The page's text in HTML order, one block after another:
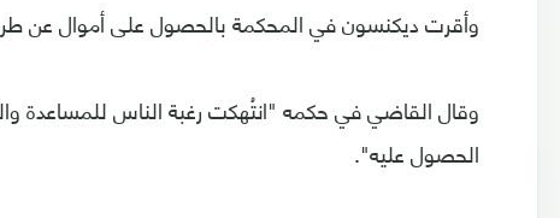
وأقرت ديكنسون في المحكمة بالحصول على أموال عن
وقال القاضي في حكمه "انتُهكت رغبة الناس للمساعدة
الحصول عليه".